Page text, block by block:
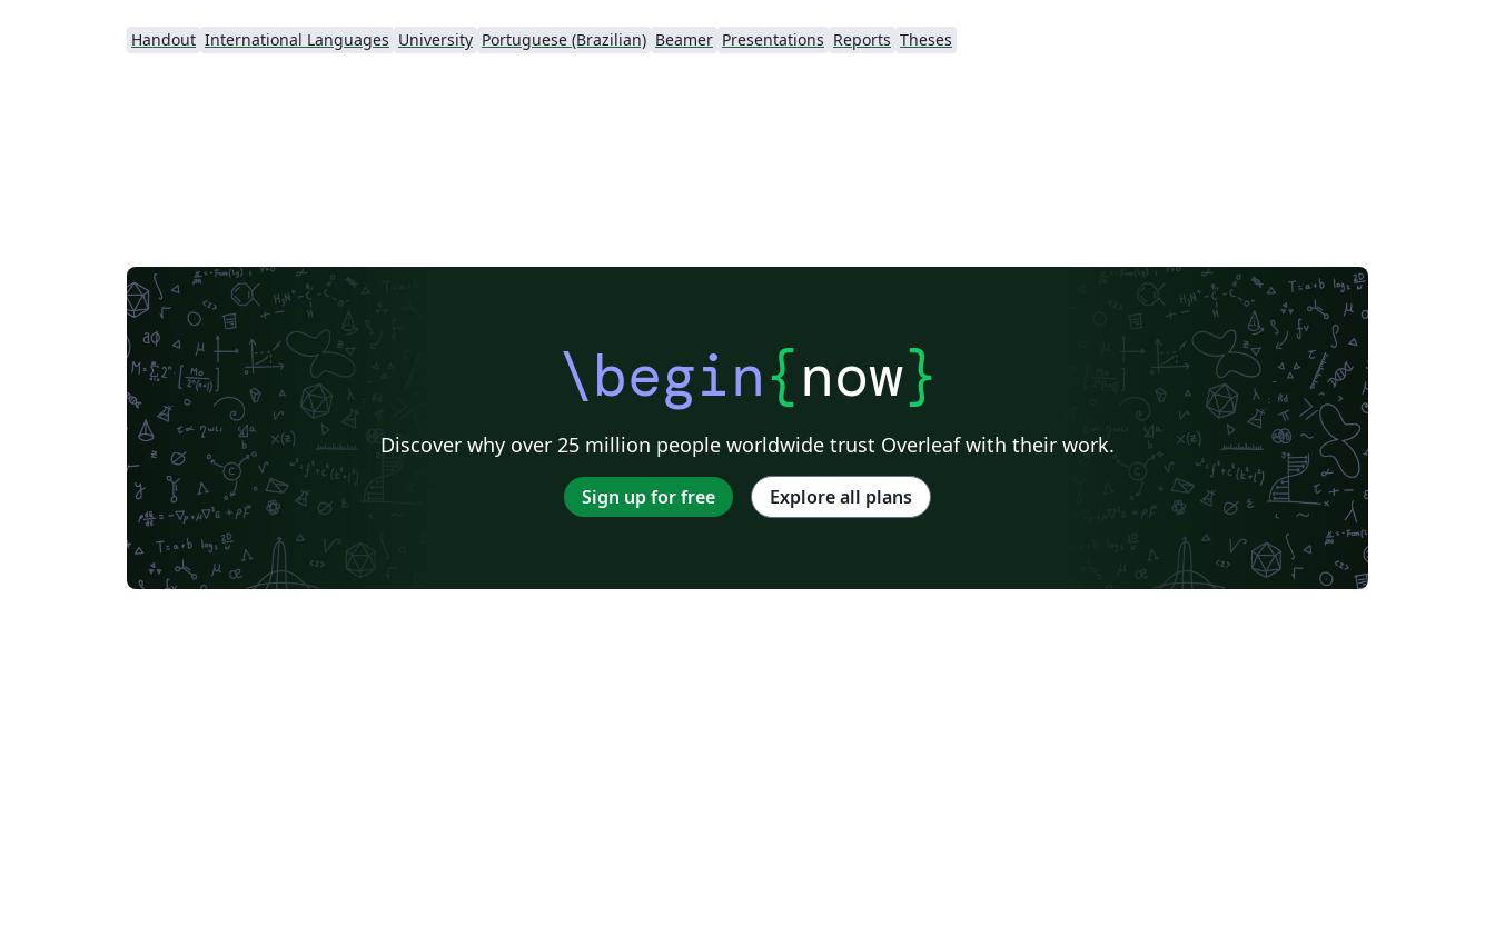
Handout International Languages University Portuguese (Brazilian) Beamer Presentations Reports Theses
\begin{now}
Discover why over 25 million people worldwide trust Overleaf with their work.
Sign up for free Explore all plans